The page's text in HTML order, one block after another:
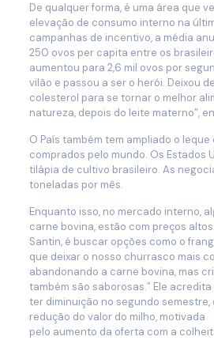
De qualquer forma, é uma área que
elevação de consumo interno na
campanhas de incentivo, a média
250 ovos per capita entre os
aumentou para 2,6 mil ovos por
vilão e passou a ser o herói. Deixou
colesterol para se tornar o melhor
natureza, depois do leite materno”,
O País também tem ampliado o
comprados pelo mundo. Os Estados
tilápia de cultivo brasileiro. As
toneladas por mês.
Enquanto isso, no mercado interno,
carne bovina, estão com preços
Santin, é buscar opções como o
que deixar o nosso churrasco mais
abandonando a carne bovina, mas
também são saborosas.” Ele
ter diminuição no segundo semestre,
redução do valor do milho, motivada
pelo aumento da oferta com a